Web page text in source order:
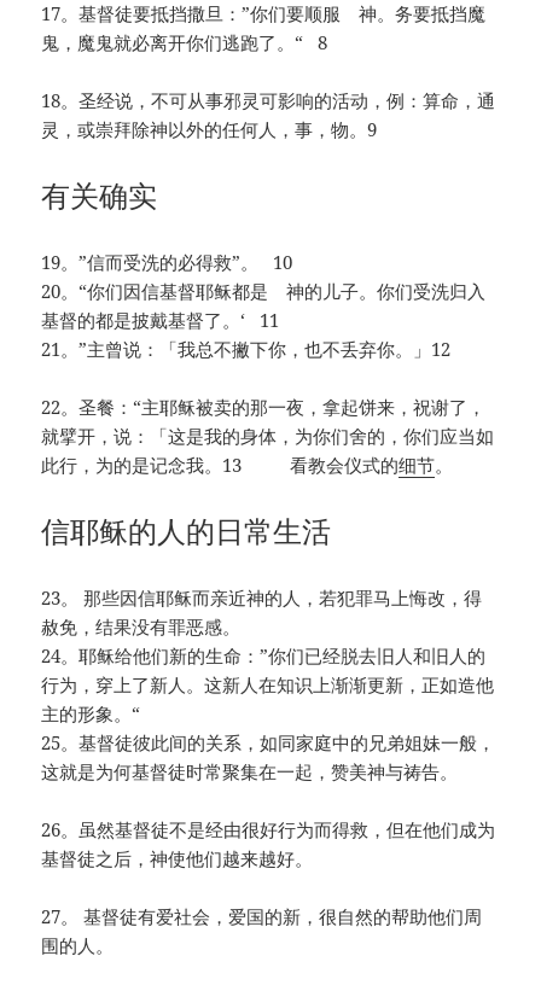
17。基督徒要抵挡撒旦：”你们要顺服 神。务要抵挡魔
鬼，魔鬼就必离开你们逃跑了。“ 8
18。圣经说，不可从事邪灵可影响的活动，例：算命，通
灵，或崇拜除神以外的任何人，事，物。9
有关确实
19。”信而受洗的必得救”。 10
20。“你们因信基督耶稣都是 神的儿子。你们受洗归入
基督的都是披戴基督了。‘ 11
21。”主曾说：「我总不撇下你，也不丢弃你。」12
22。圣餐：“主耶稣被卖的那一夜，拿起饼来，祝谢了，
就擘开，说：「这是我的身体，为你们舍的，你们应当如
此行，为的是记念我。13 看教会仪式的细节。
信耶稣的人的日常生活
23。 那些因信耶稣而亲近神的人，若犯罪马上悔改，得
赦免，结果没有罪恶感。
24。耶稣给他们新的生命：”你们已经脱去旧人和旧人的
行为，穿上了新人。这新人在知识上渐渐更新，正如造他
主的形象。“
25。基督徒彼此间的关系，如同家庭中的兄弟姐妹一般，
这就是为何基督徒时常聚集在一起，赞美神与祷告。
26。虽然基督徒不是经由很好行为而得救，但在他们成为
基督徒之后，神使他们越来越好。
27。 基督徒有爱社会，爱国的新，很自然的帮助他们周
围的人。